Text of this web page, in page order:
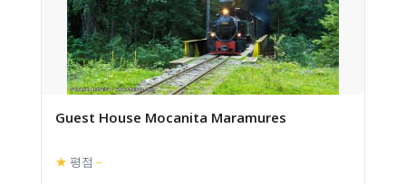
Guest House Mocanita Maramures
★ 평점 –